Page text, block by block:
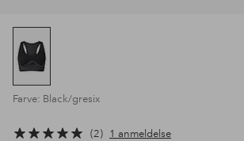
Farve: Black/gresix
2 1 anmeldelse